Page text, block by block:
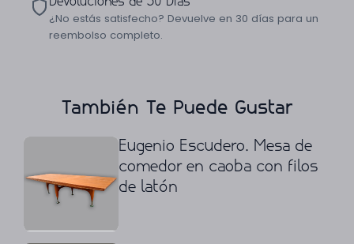
¿No estás satisfecho? Devuelve en 30 días para un
reembolso completo.
También Te Puede Gustar
Eugenio Escudero. Mesa de
comedor en caoba con filos
de latón